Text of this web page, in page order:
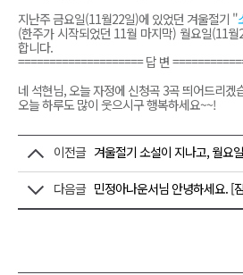
지난주 금요일(11월22일)에 있었던 겨울절기 "
(한주가 시작되었던 11월 마지막) 월요일(11
합니다.
==================== 답 변
네 석현님, 오늘 자정에 신청곡 3곡 띄어드리겠
오늘 하루도 많이 웃으시구 행복하세요~~!
이전글 겨울절기 소설이 지나고, 월요
다음글 민정아나운서님 안녕하세요. [